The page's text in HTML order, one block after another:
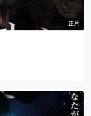
正片